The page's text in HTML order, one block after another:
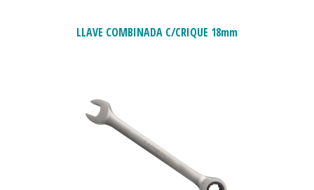
LLAVE COMBINADA C/CRIQUE 18mm